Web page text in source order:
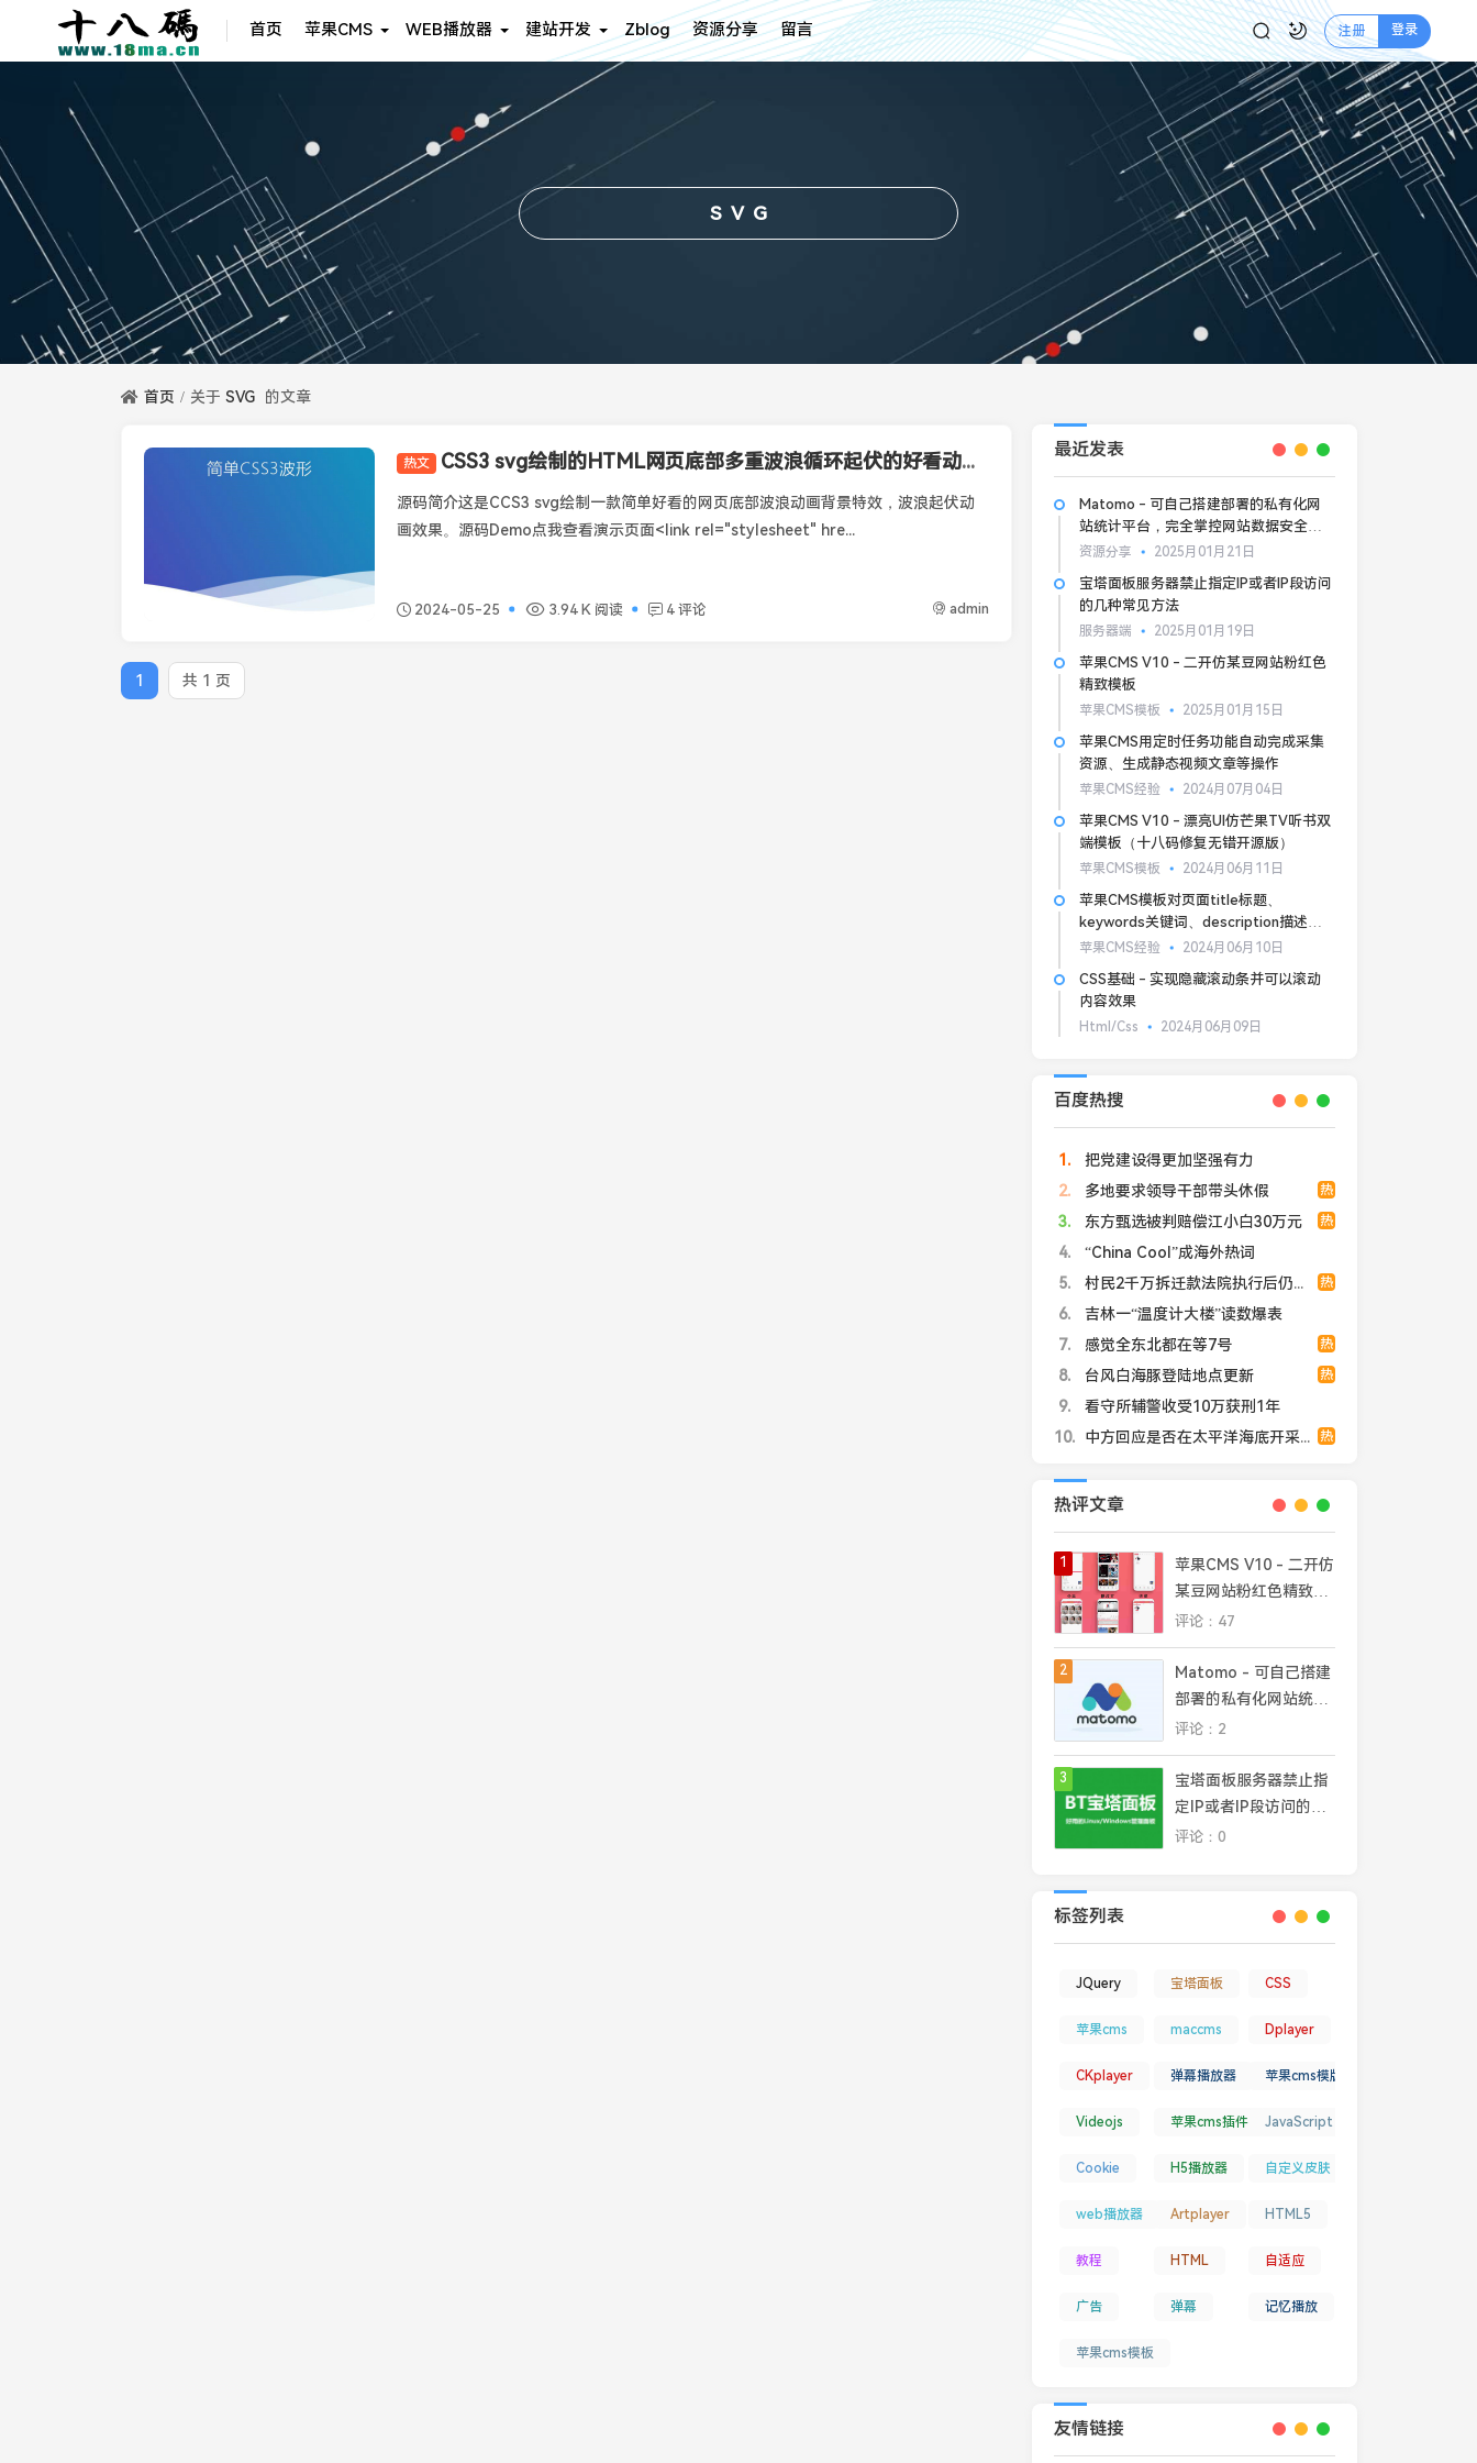
首页 苹果CMS WEB播放器 建站开发 Zblog 资源分享 留言 注册 登录
SVG
首页 关于 SVG 的文章
资源分享
热文 CSS3 svg绘制的HTML网页底部多重波浪循环起伏的好看动画背景特效
源码简介这是CCS3 svg绘制一款简单好看的网页底部波浪动画背景特效，波浪起伏动
画效果。源码Demo点我查看演示页面<link rel="stylesheet" hre...
2024-05-25 3.94 K 阅读 4 评论 admin
1 共 1 页
最近发表
Matomo - 可自己搭建部署的私有化网
站统计平台，完全掌控网站数据安全和
隐私
资源分享 2025月01月21日
宝塔面板服务器禁止指定IP或者IP段访问
的几种常见方法
服务器端 2025月01月19日
苹果CMS V10 - 二开仿某豆网站粉红色
精致模板
苹果CMS模板 2025月01月15日
苹果CMS用定时任务功能自动完成采集
资源、生成静态视频文章等操作
苹果CMS经验 2024月07月04日
苹果CMS V10 - 漂亮UI仿芒果TV听书双
端模板（十八码修复无错开源版）
苹果CMS模板 2024月06月11日
苹果CMS模板对页面title标题、
keywords关键词、description描述的
基本SEO优化
苹果CMS经验 2024月06月10日
CSS基础 - 实现隐藏滚动条并可以滚动
内容效果
Html/Css 2024月06月09日
百度热搜
1
把党建设得更加坚强有力
2
热
多地要求领导干部带头休假
3
热
东方甄选被判赔偿江小白30万元
4
“China Cool”成海外热词
5
热
村民2千万拆迁款法院执行后仍拿不到
6
吉林一“温度计大楼”读数爆表
7
热
感觉全东北都在等7号
8
热
台风白海豚登陆地点更新
9
看守所辅警收受10万获刑1年
10
热
中方回应是否在太平洋海底开采稀土
热评文章
1
苹果CMS V10 - 二开仿
某豆网站粉红色精致模
板
评论：47
2
Matomo - 可自己搭建
部署的私有化网站统计
平台，完全掌控网站数
据安全和隐私
评论：2
3
宝塔面板服务器禁止指
定IP或者IP段访问的几
种常见方法
评论：0
标签列表
JQuery 宝塔面板 CSS
苹果cms maccms Dplayer
CKplayer 弹幕播放器 苹果cms模版
Videojs 苹果cms插件 JavaScript
Cookie H5播放器 自定义皮肤
web播放器 Artplayer HTML5
教程 HTML 自适应
广告 弹幕 记忆播放
苹果cms模板
友情链接